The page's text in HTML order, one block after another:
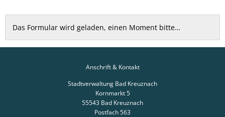
Feedback
Das Formular wird geladen, einen Moment bitte…
Anschrift & Kontakt
Stadtverwaltung Bad Kreuznach
Kornmarkt 5
55543 Bad Kreuznach
Postfach 563